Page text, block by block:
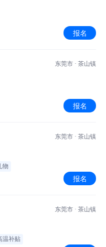
家具/家电/玩具/礼品
报名
东莞市 · 茶山镇
报名
物
东莞市 · 茶山镇
报名
温补贴
东莞市 · 茶山镇